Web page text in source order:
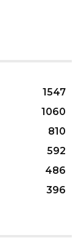
1547
1060
810
592
486
396